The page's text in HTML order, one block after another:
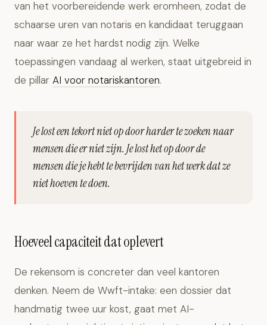
van het voorbereidende werk eromheen, zodat de
schaarse uren van notaris en kandidaat teruggaan
naar waar ze het hardst nodig zijn. Welke
toepassingen vandaag al werken, staat uitgebreid in
de pillar AI voor notariskantoren.
Je lost een tekort niet op door harder te zoeken naar
mensen die er niet zijn. Je lost het op door de
mensen die je hebt te bevrijden van het werk dat ze
niet hoeven te doen.
Hoeveel capaciteit dat oplevert
De rekensom is concreter dan veel kantoren
denken. Neem de Wwft-intake: een dossier dat
handmatig twee uur kost, gaat met AI-